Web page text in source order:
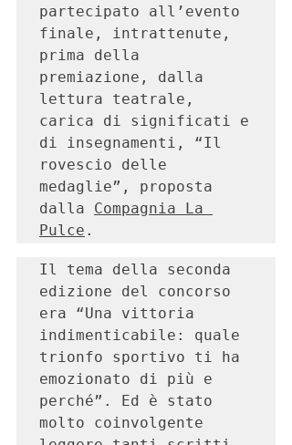
partecipato all’evento
finale, intrattenute,
prima della
premiazione, dalla
lettura teatrale,
carica di significati e
di insegnamenti, “Il
rovescio delle
medaglie”, proposta
dalla Compagnia La
Pulce .
Il tema della seconda
edizione del concorso
era “Una vittoria
indimenticabile: quale
trionfo sportivo ti ha
emozionato di più e
perché”. Ed è stato
molto coinvolgente